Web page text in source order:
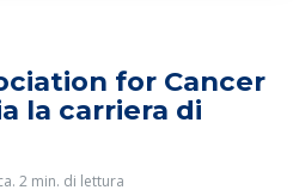
for Cancer
la carriera di
2 min. di lettura